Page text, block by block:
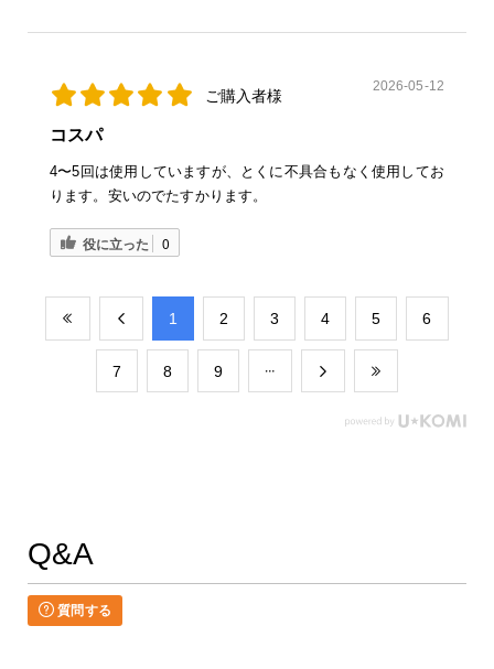
ご購入者様
2026-05-12
コスパ
4〜5回は使用していますが、とくに不具合もなく使用してお
ります。安いのでたすかります。
役に立った 0
​1 ​2 ​3 ​4 ​5 ​6
​7 ​8 ​9
Q&A
質問する